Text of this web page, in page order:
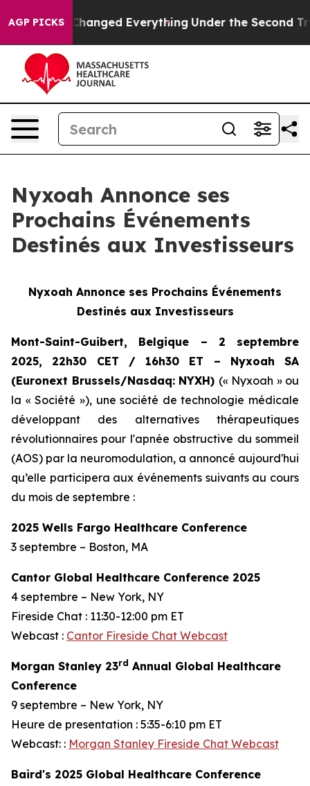
AGP PICKS
it Changed Everything Under the Second Trump
Nyxoah Annonce ses
Prochains Événements
Destinés aux Investisseurs
Nyxoah Annonce ses Prochains Événements
Destinés aux Investisseurs
Mont-Saint-Guibert, Belgique – 2 septembre
2025, 22h30 CET / 16h30 ET – Nyxoah SA
(Euronext Brussels/Nasdaq: NYXH) (« Nyxoah » ou
la « Société »), une société de technologie médicale
développant des alternatives thérapeutiques
révolutionnaires pour l'apnée obstructive du sommeil
(AOS) par la neuromodulation, a annoncé aujourd'hui
qu’elle participera aux événements suivants au cours
du mois de septembre :
2025 Wells Fargo Healthcare Conference
3 septembre – Boston, MA
Cantor Global Healthcare Conference 2025
4 septembre – New York, NY
Fireside Chat : 11:30-12:00 pm ET
Webcast : Cantor Fireside Chat Webcast
Morgan Stanley 23rd Annual Global Healthcare
Conference
9 septembre – New York, NY
Heure de presentation : 5:35-6:10 pm ET
Webcast: : Morgan Stanley Fireside Chat Webcast
Baird's 2025 Global Healthcare Conference